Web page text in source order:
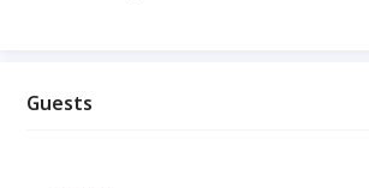
Guests